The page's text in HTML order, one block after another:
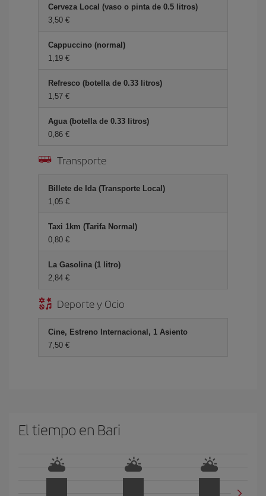
Cerveza Local (vaso o pinta de 0.5 litros)
3,50 €
Cappuccino (normal)
1,19 €
Refresco (botella de 0.33 litros)
1,57 €
Agua (botella de 0.33 litros)
0,86 €
Transporte
Billete de Ida (Transporte Local)
1,05 €
Taxi 1km (Tarifa Normal)
0,80 €
La Gasolina (1 litro)
2,84 €
Deporte y Ocio
Cine, Estreno Internacional, 1 Asiento
7,50 €
El tiempo en Bari